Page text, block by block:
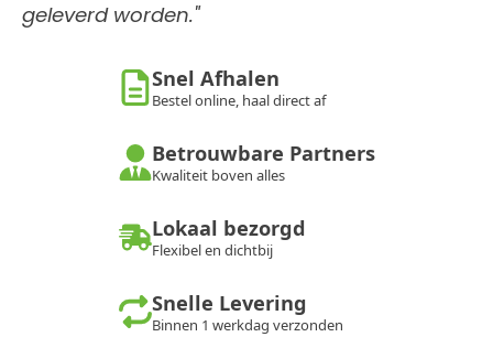
geleverd worden."
Snel Afhalen
Bestel online, haal direct af
Betrouwbare Partners
Kwaliteit boven alles
Lokaal bezorgd
Flexibel en dichtbij
Snelle Levering
Binnen 1 werkdag verzonden